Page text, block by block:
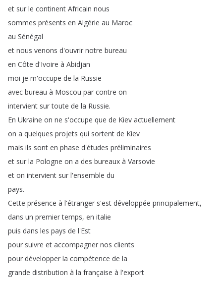
et sur le continent Africain nous
sommes présents en Algérie au Maroc
au Sénégal
et nous venons d'ouvrir notre bureau
en Côte d'Ivoire à Abidjan
moi je m'occupe de la Russie
avec bureau à Moscou par contre on
intervient sur toute de la Russie.
En Ukraine on ne s'occupe que de Kiev actuellement
on a quelques projets qui sortent de Kiev
mais ils sont en phase d'études préliminaires
et sur la Pologne on a des bureaux à Varsovie
et on intervient sur l'ensemble du
pays.
Cette présence à l'étranger s'est développée principalement,
dans un premier temps, en italie
puis dans les pays de l'Est
pour suivre et accompagner nos clients
pour développer la compétence de la
grande distribution à la française à l'export